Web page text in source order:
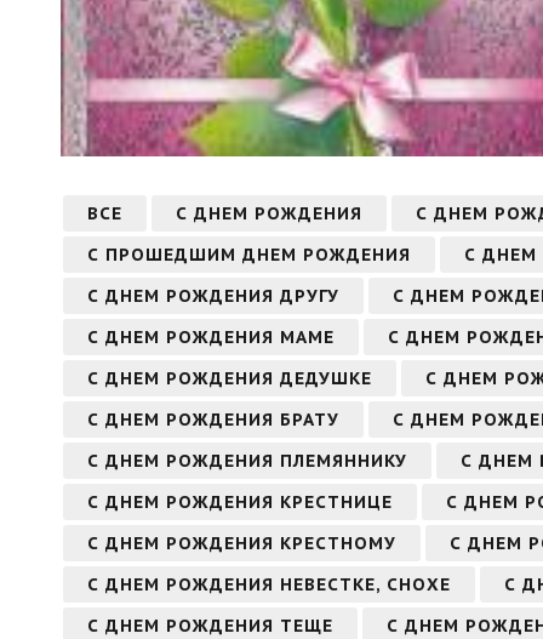
ВСЕ С ДНЕМ РОЖДЕНИЯ
С ДНЕМ
С ПРОШЕДШИМ ДНЕМ РОЖДЕНИЯ
С ДНЕМ
С ДНЕМ РОЖДЕНИЯ ДРУГУ
С ДНЕМ
С ДНЕМ РОЖДЕНИЯ МАМЕ
С ДНЕМ
С ДНЕМ РОЖДЕНИЯ ДЕДУШКЕ
С ДНЕМ
С ДНЕМ РОЖДЕНИЯ БРАТУ
С ДНЕМ
С ДНЕМ РОЖДЕНИЯ ПЛЕМЯННИКУ
С ДНЕМ
С ДНЕМ РОЖДЕНИЯ КРЕСТНИЦЕ
С ДНЕМ
С ДНЕМ РОЖДЕНИЯ КРЕСТНОМУ
С ДНЕМ
С ДНЕМ РОЖДЕНИЯ НЕВЕСТКЕ, СНОХЕ
С
С ДНЕМ РОЖДЕНИЯ ТЕЩЕ
С ДНЕМ